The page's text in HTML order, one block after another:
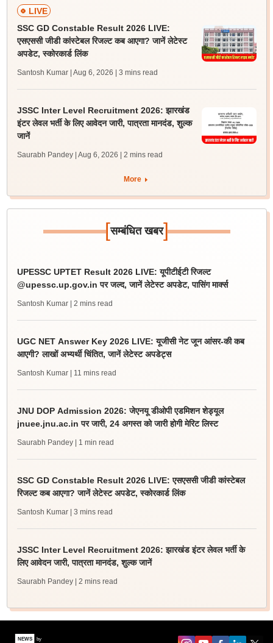
LIVE
SSC GD Constable Result 2026 LIVE:
एसएससी जीडी कांस्टेबल रिजल्ट कब आएगा? जानें लेटेस्ट
अपडेट, स्कोरकार्ड लिंक
Santosh Kumar | Aug 6, 2026 | 3 mins read
JSSC Inter Level Recruitment 2026: झारखंड
इंटर लेवल भर्ती के लिए आवेदन जारी, पात्रता मानदंड, शुल्क
जानें
Saurabh Pandey | Aug 6, 2026 | 2 mins read
More
[सम्बंधित खबर]
UPESSC UPTET Result 2026 LIVE: यूपीटीईटी रिजल्ट
@upessc.up.gov.in पर जल्द, जानें लेटेस्ट अपडेट, पासिंग मार्क्स
Santosh Kumar | 2 mins read
UGC NET Answer Key 2026 LIVE: यूजीसी नेट जून आंसर-की कब
आएगी? लाखों अभ्यर्थी चिंतित, जानें लेटेस्ट अपडेट्स
Santosh Kumar | 11 mins read
JNU DOP Admission 2026: जेएनयू डीओपी एडमिशन शेड्यूल
jnuee.jnu.ac.in पर जारी, 24 अगस्त को जारी होगी मेरिट लिस्ट
Saurabh Pandey | 1 min read
SSC GD Constable Result 2026 LIVE: एसएससी जीडी कांस्टेबल
रिजल्ट कब आएगा? जानें लेटेस्ट अपडेट, स्कोरकार्ड लिंक
Santosh Kumar | 3 mins read
JSSC Inter Level Recruitment 2026: झारखंड इंटर लेवल भर्ती के
लिए आवेदन जारी, पात्रता मानदंड, शुल्क जानें
Saurabh Pandey | 2 mins read